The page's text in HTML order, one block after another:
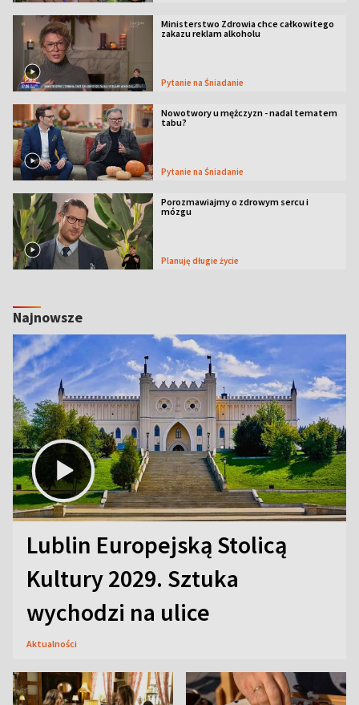
Ministerstwo Zdrowia chce całkowitego
zakazu reklam alkoholu
Pytanie na Śniadanie
Nowotwory u mężczyzn - nadal tematem
tabu?
Pytanie na Śniadanie
Porozmawiajmy o zdrowym sercu i
mózgu
Planuję długie życie
Najnowsze
Lublin Europejską Stolicą
Kultury 2029. Sztuka
wychodzi na ulice
Aktualności